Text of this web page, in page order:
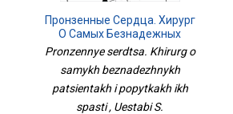
Пронзенные Сердца. Хирург
О Самых Безнадежных
Пациентах И Попытках Их
Pronzennye serdtsa. Khirurg o
samykh beznadezhnykh
patsientakh i popytkakh ikh
spasti , Uestabi S.